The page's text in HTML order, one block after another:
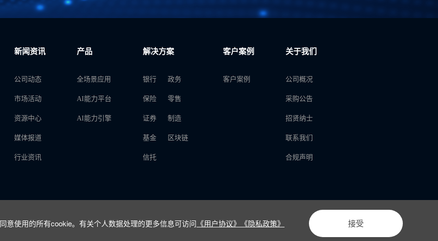
意使用的所有cookie。有关个人数据处理的更多信息可访问 《用户协议》 《隐私政策》 接受
新闻资讯
公司动态
市场活动
资源中心
媒体报道
行业资讯
产品
全场景应用
AI能力平台
AI能力引擎
解决方案
银行
保险
证券
基金
信托
政务
零售
制造
区块链
客户案例
客户案例
关于我们
公司概况
采购公告
招贤纳士
联系我们
合规声明
法律声明 隐私政策 产品隐私政策 用户协议